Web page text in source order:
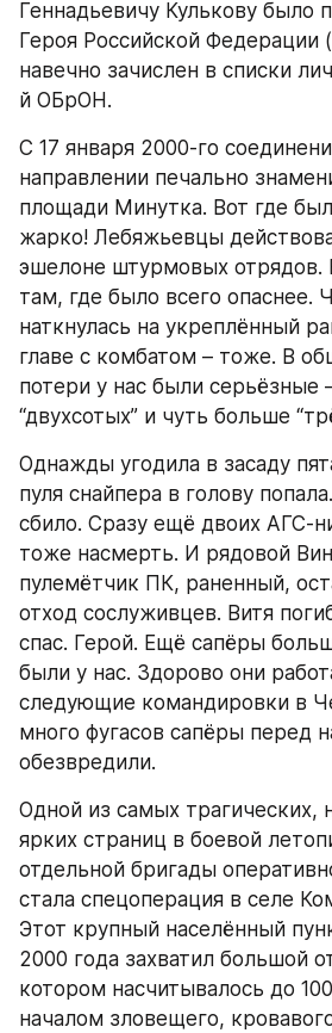
Геннадьевичу Кулькову было
Героя Российской Федерации
навечно зачислен в списки
й ОБрОН.
С 17 января 2000-го
направлении печально
площади Минутка. Вот где
жарко! Лебяжьевцы
эшелоне штурмовых
там, где было всего опаснее.
наткнулась на укреплённый
главе с комбатом – тоже. В
потери у нас были серьёзные
“двухсотых” и чуть больше
Однажды угодила в засаду
пуля снайпера в голову
сбило. Сразу ещё двоих АГС-
тоже насмерть. И рядовой
пулемётчик ПК, раненный,
отход сослуживцев. Витя
спас. Герой. Ещё сапёры
были у нас. Здорово они
следующие командировки в
много фугасов сапёры перед
обезвредили.
Одной из самых трагических,
ярких страниц в боевой
отдельной бригады
стала спецоперация в селе
Этот крупный населённый
2000 года захватил большой
котором насчитывалось до
началом зловещего,